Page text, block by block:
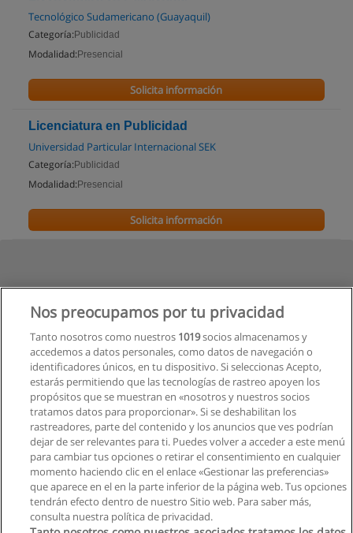
Tecnológico Sudamericano (Guayaquil)
Categoría: Publicidad
Modalidad: Presencial
Solicita información
Licenciatura en Publicidad
Universidad Particular Internacional SEK
Categoría: Publicidad
Modalidad: Presencial
Solicita información
Nos preocupamos por tu privacidad
Tanto nosotros como nuestros 1019socios almacenamos y
accedemos a datos personales, como datos de navegación o
identificadores únicos, en tu dispositivo. Si seleccionas Acepto,
estarás permitiendo que las tecnologías de rastreo apoyen los
propósitos que se muestran en «nosotros y nuestros socios
tratamos datos para proporcionar». Si se deshabilitan los
rastreadores, parte del contenido y los anuncios que ves podrían
dejar de ser relevantes para ti. Puedes volver a acceder a este menú
para cambiar tus opciones o retirar el consentimiento en cualquier
momento haciendo clic en el enlace «Gestionar las preferencias»
que aparece en el en la parte inferior de la página web. Tus opciones
tendrán efecto dentro de nuestro Sitio web. Para saber más,
consulta nuestra política de privacidad.